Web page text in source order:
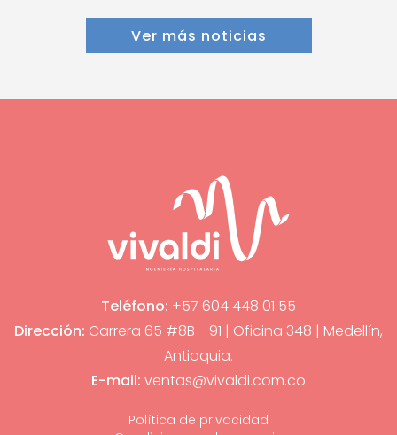
Ver más noticias
Teléfono: +57 604 448 01 55
Dirección: Carrera 65 #8B - 91 | Oficina 348 | Medellín,
Antioquia.
E-mail: ventas@vivaldi.com.co
Política de privacidad